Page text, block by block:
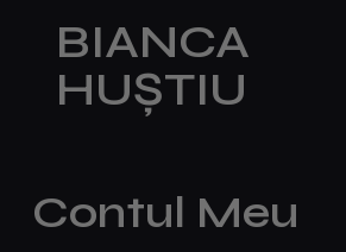
BIANCA
HUȘTIU
Contul Meu